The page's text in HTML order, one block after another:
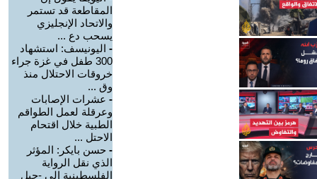
المقاطعة قد تستمر
والاتحاد الإنجليزي
يسحب دع ...
- اليونيسف: استشهاد
300 طفل في غزة جراء
خروقات الاحتلال منذ
وق ...
- عشرات الإصابات
وعرقلة لعمل الطواقم
الطبية خلال اقتحام
الاحتل ...
- حسن بايكر: المؤثر
الذي نقل الرواية
الفلسطينية إلى -جيل